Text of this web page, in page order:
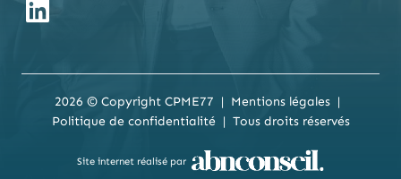
2026 © Copyright CPME77
Mentions légales
Politique de confidentialité
Tous droits réservés
Site internet réalisé par